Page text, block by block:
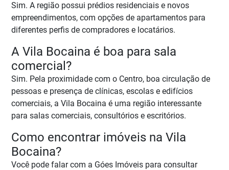
Sim. A região possui prédios residenciais e novos
empreendimentos, com opções de apartamentos para
diferentes perfis de compradores e locatários.
A Vila Bocaina é boa para sala
comercial?
Sim. Pela proximidade com o Centro, boa circulação de
pessoas e presença de clínicas, escolas e edifícios
comerciais, a Vila Bocaina é uma região interessante
para salas comerciais, consultórios e escritórios.
Como encontrar imóveis na Vila
Bocaina?
Você pode falar com a Góes Imóveis para consultar